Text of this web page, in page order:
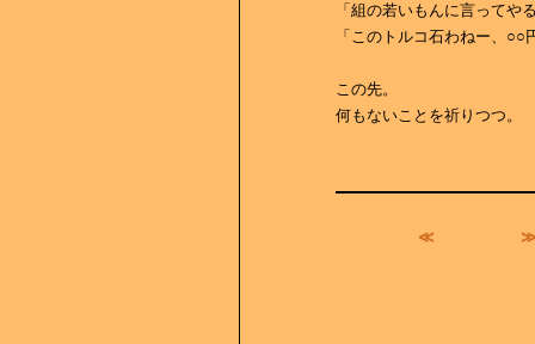
「組の若いもんに言ってや
「このトルコ石わねー、
この先。
何もないことを祈りつつ。
≪